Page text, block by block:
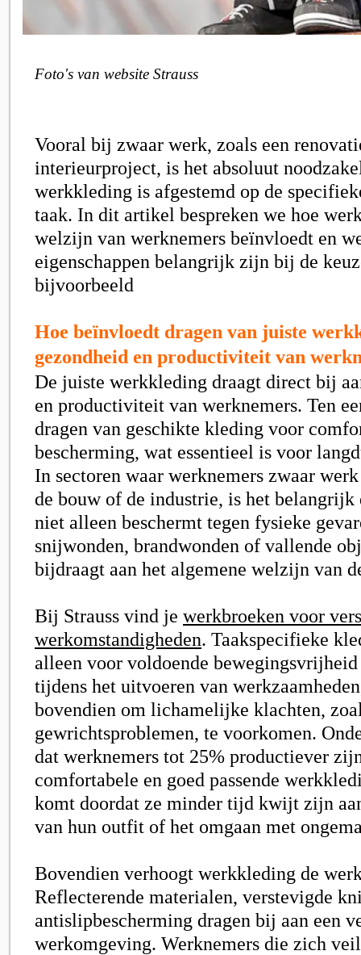
Foto's van website Strauss
Vooral bij zwaar werk, zoals een
interieurproject, is het absoluut
werkkleding is afgestemd op de
taak. In dit artikel bespreken we hoe
welzijn van werknemers beïnvloedt en
eigenschappen belangrijk zijn bij de
bijvoorbeeld
Hoe beïnvloedt dragen van juiste
gezondheid en productiviteit van
De juiste werkkleding draagt direct bij
en productiviteit van werknemers. Ten
dragen van geschikte kleding voor
bescherming, wat essentieel is voor
In sectoren waar werknemers zwaar
de bouw of de industrie, is het belangrijk
niet alleen beschermt tegen fysieke
snijwonden, brandwonden of vallende
bijdraagt aan het algemene welzijn van
Bij Strauss vind je werkbroeken voor
werkomstandigheden. Taakspecifieke
alleen voor voldoende
tijdens het uitvoeren van
bovendien om lichamelijke klachten,
gewrichtsproblemen, te voorkomen.
dat werknemers tot 25% productiever
comfortabele en goed passende
komt doordat ze minder tijd kwijt zijn
van hun outfit of het omgaan met
Bovendien verhoogt werkkleding de
Reflecterende materialen, verstevigde
antislipbescherming dragen bij aan een
werkomgeving. Werknemers die zich